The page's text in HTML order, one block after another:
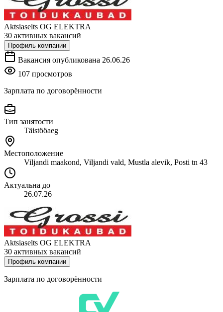
Aktsiaselts OG ELEKTRA
30 активных вакансий
Профиль компании
Вакансия опубликована 26.06.26
107 просмотров
Зарплата по договорённости
Тип занятости
Täistööaeg
Местоположение
Viljandi maakond, Viljandi vald, Mustla alevik, Posti tn 43
Актуальна до
26.07.26
Aktsiaselts OG ELEKTRA
30 активных вакансий
Профиль компании
Зарплата по договорённости